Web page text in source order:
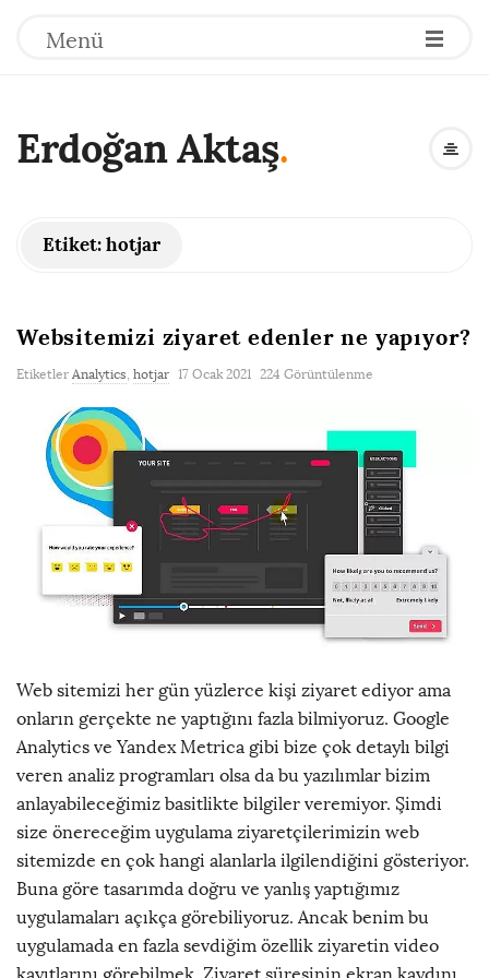
Menü
Erdoğan Aktaş.
Etiket:hotjar
Websitemizi ziyaret edenler ne yapıyor?
Etiketler Analytics, hotjar 17 Ocak 2021 224 Görüntülenme
Web sitemizi her gün yüzlerce kişi ziyaret ediyor ama
onların gerçekte ne yaptığını fazla bilmiyoruz. Google
Analytics ve Yandex Metrica gibi bize çok detaylı bilgi
veren analiz programları olsa da bu yazılımlar bizim
anlayabileceğimiz basitlikte bilgiler veremiyor. Şimdi
size önereceğim uygulama ziyaretçilerimizin web
sitemizde en çok hangi alanlarla ilgilendiğini gösteriyor.
Buna göre tasarımda doğru ve yanlış yaptığımız
uygulamaları açıkça görebiliyoruz. Ancak benim bu
uygulamada en fazla sevdiğim özellik ziyaretin video